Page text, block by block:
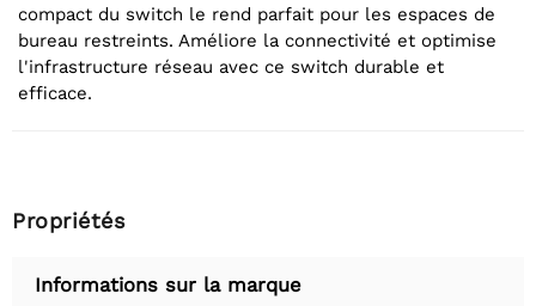
compact du switch le rend parfait pour les espaces de
bureau restreints. Améliore la connectivité et optimise
l'infrastructure réseau avec ce switch durable et
efficace.
Propriétés
Informations sur la marque